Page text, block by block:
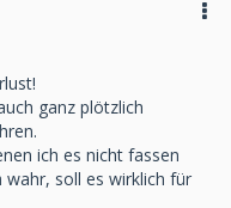
ganz plötzlich
ich es nicht fassen
soll es wirklich für